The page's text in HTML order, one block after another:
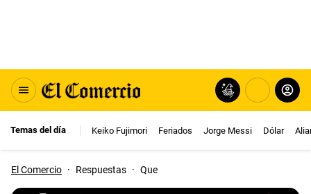
Temas del día Keiko Fujimori Feriados Jorge Messi Dólar
El Comercio · Respuestas · Que